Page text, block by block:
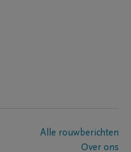
Alle rouwberichten
Over ons